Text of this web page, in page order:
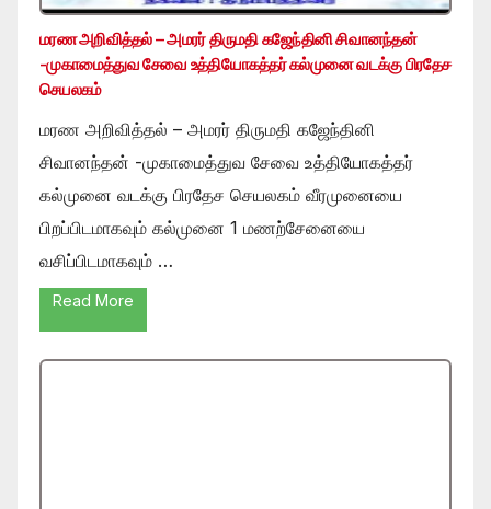
மரண அறிவித்தல் – அமரர் திருமதி கஜேந்தினி சிவானந்தன்
-முகாமைத்துவ சேவை உத்தியோகத்தர் கல்முனை வடக்கு பிரதேச
செயலகம்
மரண அறிவித்தல் – அமரர் திருமதி கஜேந்தினி
சிவானந்தன் -முகாமைத்துவ சேவை உத்தியோகத்தர்
கல்முனை வடக்கு பிரதேச செயலகம் வீரமுனையை
பிறப்பிடமாகவும் கல்முனை 1 மணற்சேனையை
வசிப்பிடமாகவும் …
Read More